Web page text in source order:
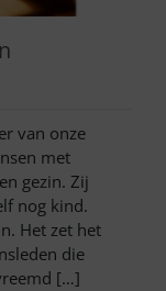
van onze
met
gezin. Zij
nog kind.
Het zet het
die
[…]